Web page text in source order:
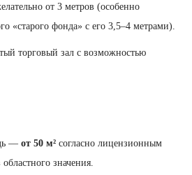
от 3 метров (особенно
«старого фонда» с его 3,5–4 метрами).
торговый зал с возможностью
— от 50 м² согласно лицензионным
значения.